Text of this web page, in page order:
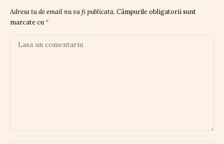
Adresa ta de email nu va fi publicată. Câmpurile obligatorii sunt
marcate cu *